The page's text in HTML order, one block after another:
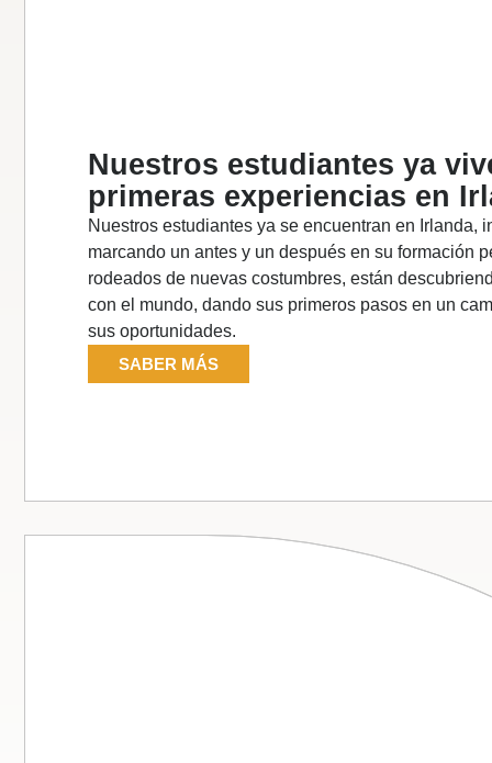
Nuestros estudiantes ya
primeras experiencias en
Nuestros estudiantes ya se encuentran en Irlanda,
marcando un antes y un después en su formación
rodeados de nuevas costumbres, están
con el mundo, dando sus primeros pasos en un
sus oportunidades.
SABER MÁS